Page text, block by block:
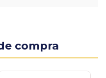
compra